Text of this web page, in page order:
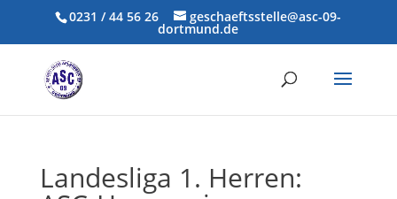
0231 / 44 56 26 geschaeftsstelle@asc-09-
dortmund.de
Landesliga 1. Herren: